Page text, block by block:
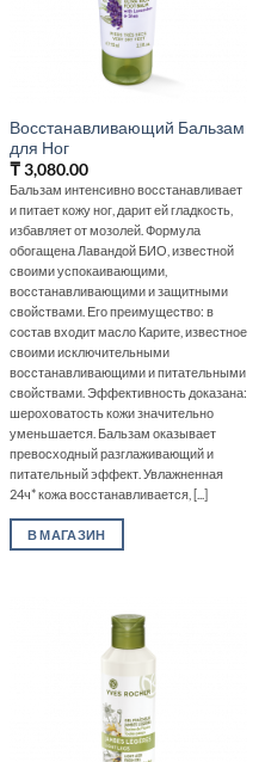
Восстанавливающий Бальзам
для Ног
₸3,080.00
Бальзам интенсивно восстанавливает
и питает кожу ног, дарит ей гладкость,
избавляет от мозолей. Формула
обогащена Лавандой БИО, известной
своими успокаивающими,
восстанавливающими и защитными
свойствами. Его преимущество: в
состав входит масло Карите, известное
своими исключительными
восстанавливающими и питательными
свойствами. Эффективность доказана:
шероховатость кожи значительно
уменьшается. Бальзам оказывает
превосходный разглаживающий и
питательный эффект. Увлажненная
24ч* кожа восстанавливается, [...]
В МАГАЗИН